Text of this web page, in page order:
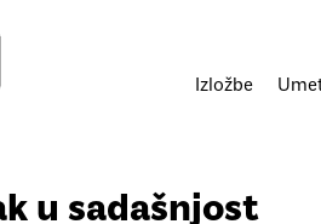
Izložbe
u sadašnjost